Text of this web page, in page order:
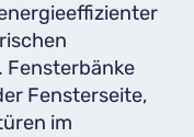
Fensterbänke
Fensterseite,
im